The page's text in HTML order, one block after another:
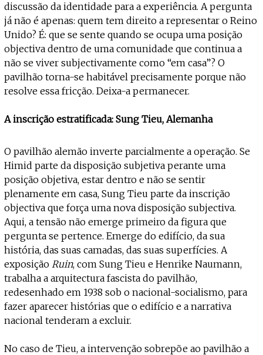
discussão da identidade para a experiência. A pergunta
já não é apenas: quem tem direito a representar o Reino
Unido? É: que se sente quando se ocupa uma posição
objectiva dentro de uma comunidade que continua a
não se viver subjectivamente como “em casa”? O
pavilhão torna-se habitável precisamente porque não
resolve essa fricção. Deixa-a permanecer.
A inscrição estratificada: Sung Tieu, Alemanha
O pavilhão alemão inverte parcialmente a operação. Se
Himid parte da disposição subjetiva perante uma
posição objetiva, estar dentro e não se sentir
plenamente em casa, Sung Tieu parte da inscrição
objectiva que força uma nova disposição subjectiva.
Aqui, a tensão não emerge primeiro da figura que
pergunta se pertence. Emerge do edifício, da sua
história, das suas camadas, das suas superfícies. A
exposição Ruin, com Sung Tieu e Henrike Naumann,
trabalha a arquitectura fascista do pavilhão,
redesenhado em 1938 sob o nacional-socialismo, para
fazer aparecer histórias que o edifício e a narrativa
nacional tenderam a excluir.
No caso de Tieu, a intervenção sobrepõe ao pavilhão a